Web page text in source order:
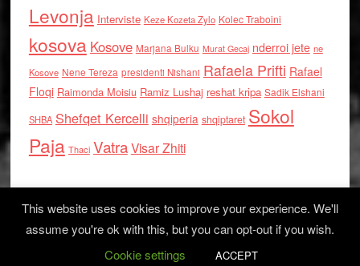
Levonja Interviste Keze Kozeta Zylo Kolec Traboini
kosova Kosove Marjana Bulku Murat Gecaj nderroi jete ne
Kosove Nene Tereza presidenti Nishani Rafaela Prifti Rafael
Floqi Raimonda Moisiu Ramiz Lushaj reshat kripa Sadik Elshani
SHBA Shefqet Kercelli shqiperia shqiptaret Sokol
Paja Thaci VatraVisar Zhiti
Log in
This website uses cookies to improve your experience. We'll
assume you're ok with this, but you can opt-out if you wish.
Cookie settings
ACCEPT